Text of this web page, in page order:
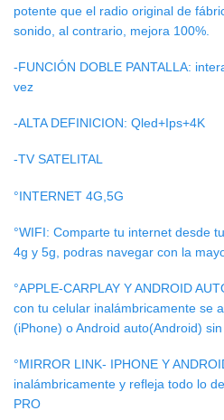
potente que el radio original de
sonido, al contrario, mejora 100%.
-FUNCIÓN DOBLE PANTALLA:
vez
-ALTA DEFINICION: Qled+Ips+4K
-TV SATELITAL
°INTERNET 4G,5G
°WIFI: Comparte tu internet desde
4g y 5g, podras navegar con la
°APPLE-CARPLAY Y ANDROID
con tu celular inalámbricamente se
(iPhone) o Android auto(Android) sin
°MIRROR LINK- IPHONE Y
inalámbricamente y refleja todo lo
PRO